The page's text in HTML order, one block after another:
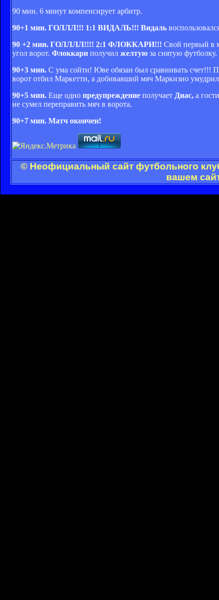
90 мин. 6 минут компенсирует арбитр.
90+1 мин. ГОЛЛЛ!!! 1:1 ВИДАЛЬ!!! Видаль
90 +2 мин. ГОЛЛЛЛ!!!! 2:1 ФЛОККАРИ!!! Свой первый в
угол ворот. Флоккари получил желтую за снятую футболку.
90+3 мин. С ума сойти! Юве обязан был сравнивать счет!!!
ворот отбил Маркетти, а добивавший мяч Маркизио
90+5 мин. Еще одно предупреждение получает Диас, а
не сумел переправить мяч в ворота.
90+7 мин. Матч окончен!
© Неофициальный сайт футбольного
вашем